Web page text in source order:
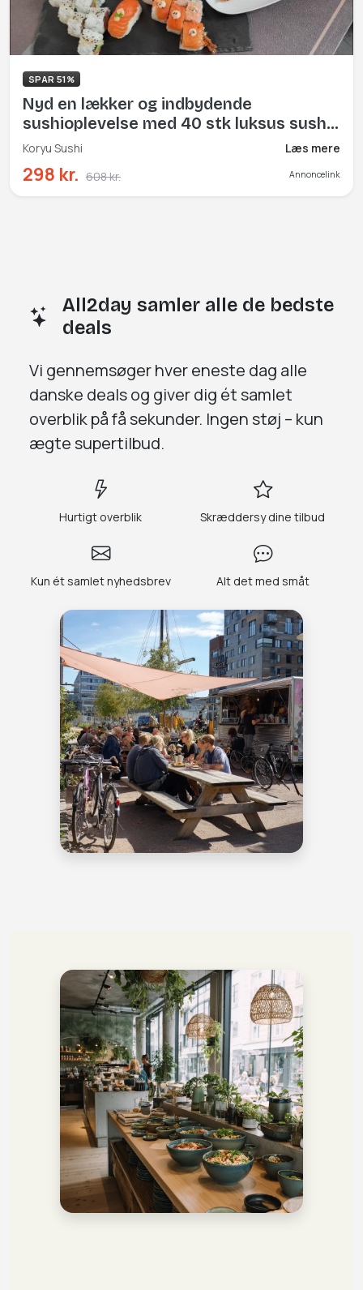
SPAR 51%
Nyd en lækker og indbydende
sushioplevelse med 40 stk luksus sushi
inkl. sprøde forretter
Koryu Sushi Læs mere
298 kr. 608 kr. Annoncelink
All2day samler alle de bedste
deals
Vi gennemsøgerhver eneste dag alle
danske deals og giver dig ét samlet
overblik på få sekunder. Ingen støj – kun
ægte supertilbud.
Hurtigt overblik Skræddersy dine tilbud
Kun ét samlet nyhedsbrev Alt det med småt